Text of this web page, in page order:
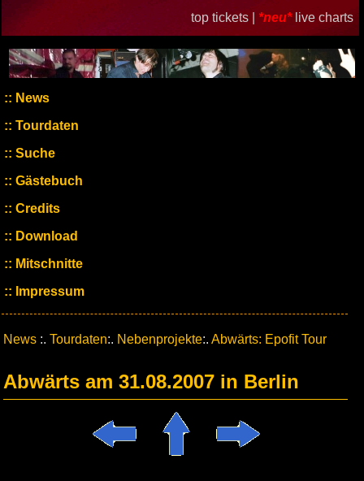
top tickets | *neu* live charts
News
Tourdaten
Suche
Gästebuch
Credits
Download
Mitschnitte
Impressum
News :. Tourdaten:. Nebenprojekte:. Abwärts: Epofit Tour
Abwärts am 31.08.2007 in Berlin